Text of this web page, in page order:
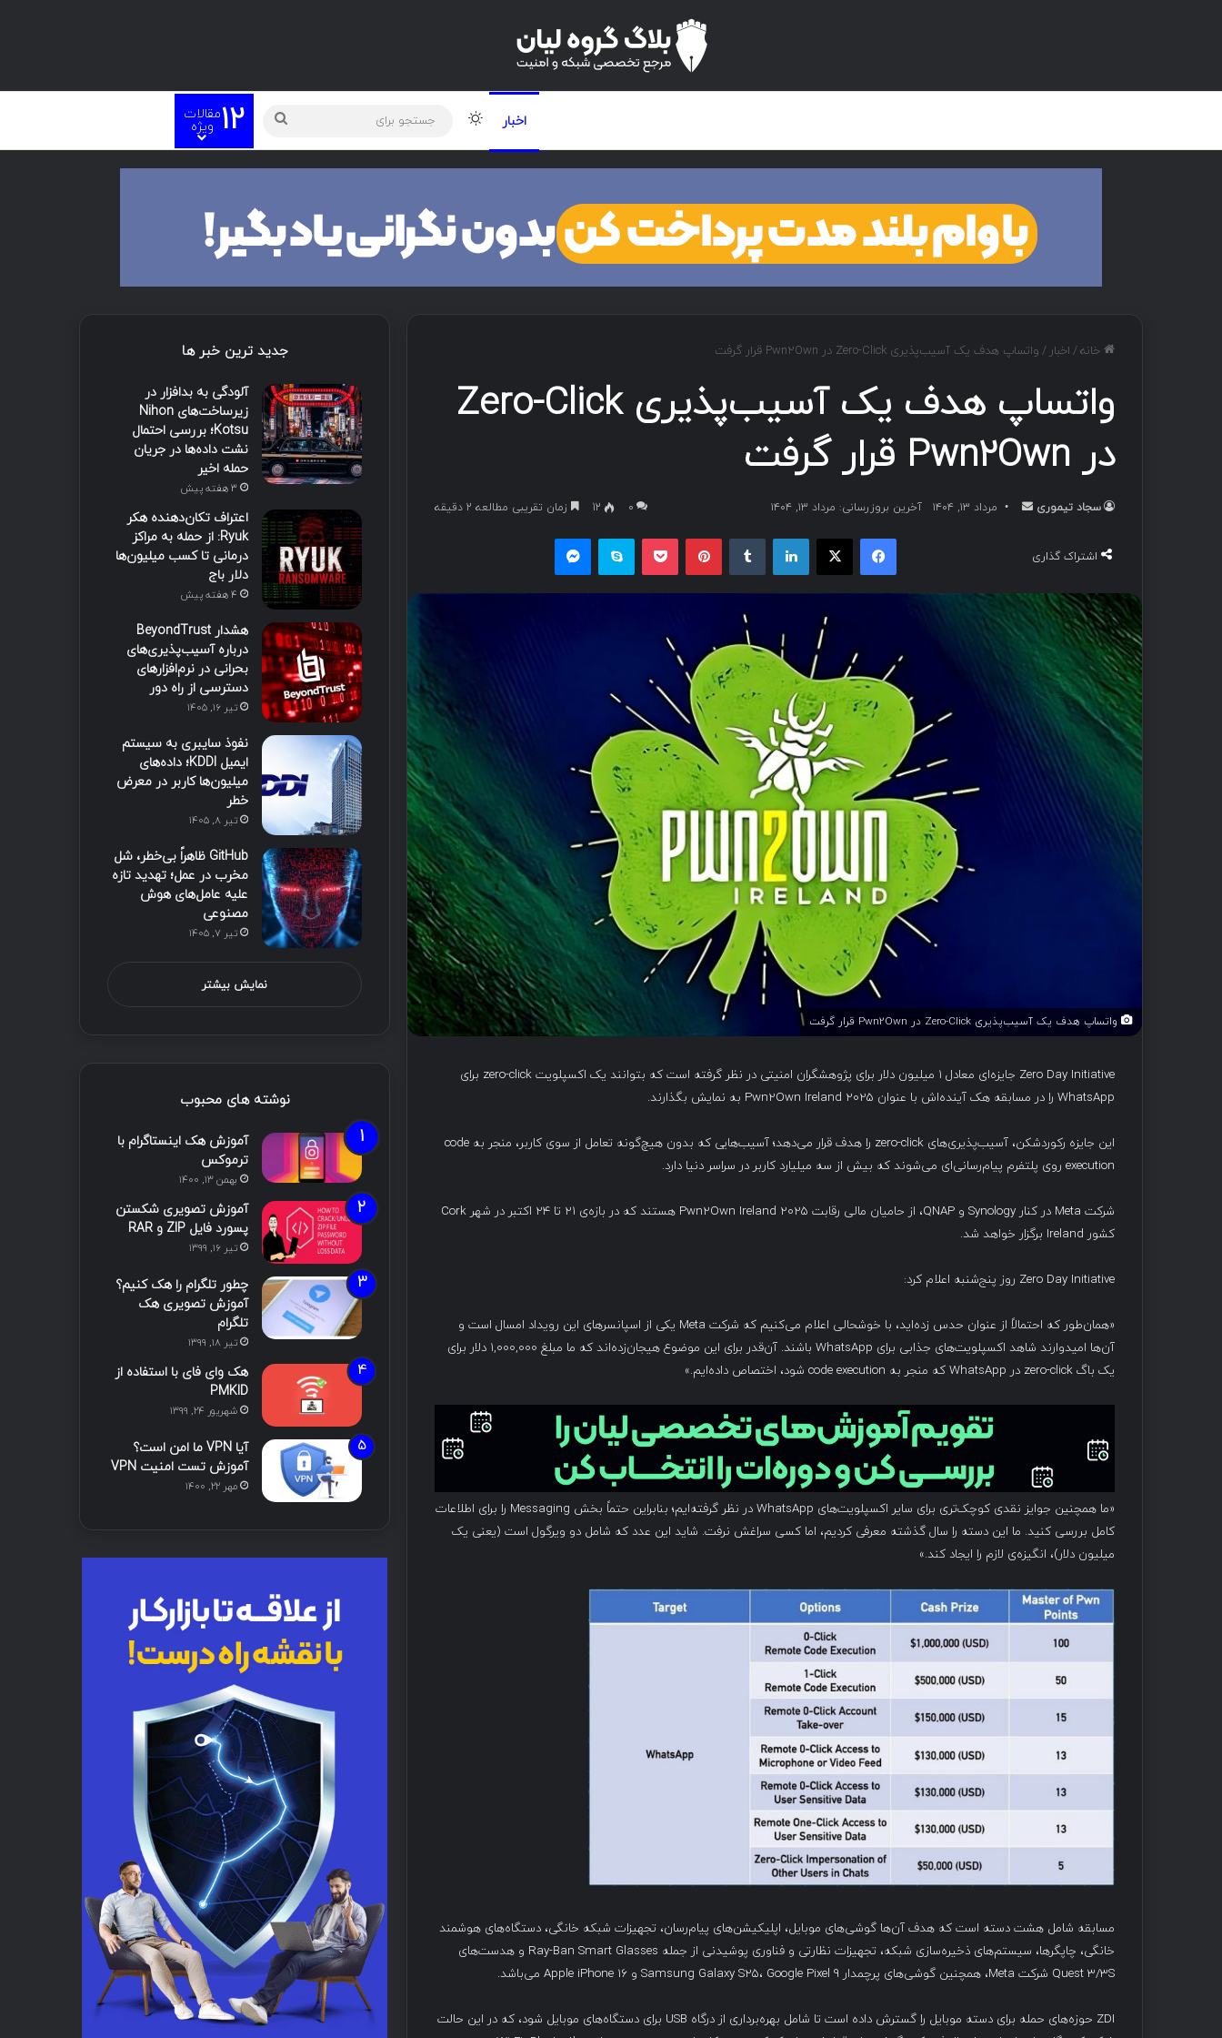
اخبار تغییر پوسته
جستجو
برای
12مقالات
ویژه
خانه/ اخبار / واتساپ هدف یک آسیب‌پذیری Zero-Click در Pwn2Own قرار گرفت
واتساپ هدف یک آسیب‌پذیری Zero-Click
در Pwn2Own قرار گرفت
سجاد تیموری
ل
ب
ه
ی
مرداد ۱۳, ۱۴۰۴ آخرین بروزرسانی: مرداد ۱۳, ۱۴۰۴ ۰ 12 زمان تقریبی مطالعه 2 دقیقه
اشتراک گذاری
فیسبوک ایکس لینکداین پینتریست پاکت اسکایپ
واتساپ هدف یک آسیب‌پذیری Zero-Click در Pwn2Own قرار گرفت
Zero Day Initiative جایزه‌ای معادل ۱ میلیون دلار برای پژوهشگران امنیتی در نظر گرفته است که بتوانند یک اکسپلویت zero-click برای
WhatsApp را در مسابقه هک آینده‌اش با عنوان Pwn2Own Ireland 2025 به نمایش بگذارند.
این جایزه رکوردشکن، آسیب‌پذیری‌های zero-click را هدف قرار می‌دهد؛ آسیب‌هایی که بدون هیچ‌گونه تعامل از سوی کاربر، منجر به code
execution روی پلتفرم پیام‌رسانی‌ای می‌شوند که بیش از سه میلیارد کاربر در سراسر دنیا دارد.
شرکت Meta در کنار Synology و QNAP، از حامیان مالی رقابت Pwn2Own Ireland 2025 هستند که در بازه‌ی ۲۱ تا ۲۴ اکتبر در شهر Cork
کشور Ireland برگزار خواهد شد.
Zero Day Initiative روز پنج‌شنبه اعلام کرد:
«همان‌طور که احتمالاً از عنوان حدس زده‌اید، با خوشحالی اعلام می‌کنیم که شرکت Meta یکی از اسپانسرهای این رویداد امسال است و
آن‌ها امیدوارند شاهد اکسپلویت‌های جذابی برای WhatsApp باشند. آن‌قدر برای این موضوع هیجان‌زده‌اند که ما مبلغ ۱,۰۰۰,۰۰۰ دلار برای
یک باگ zero-click در WhatsApp که منجر به code execution شود، اختصاص داده‌ایم.»
«ما همچنین جوایز نقدی کوچک‌تری برای سایر اکسپلویت‌های WhatsApp در نظر گرفته‌ایم؛ بنابراین حتماً بخش Messaging را برای اطلاعات
کامل بررسی کنید. ما این دسته را سال گذشته معرفی کردیم، اما کسی سراغش نرفت. شاید این عدد که شامل دو ویرگول است (یعنی یک
میلیون دلار)، انگیزه‌ی لازم را ایجاد کند.»
مسابقه شامل هشت دسته است که هدف آن‌ها گوشی‌های موبایل، اپلیکیشن‌های پیام‌رسان، تجهیزات شبکه خانگی، دستگاه‌های هوشمند
خانگی، چاپگرها، سیستم‌های ذخیره‌سازی شبکه، تجهیزات نظارتی و فناوری پوشیدنی از جمله Ray-Ban Smart Glasses و هدست‌های
Quest 3/3S شرکت Meta، همچنین گوشی‌های پرچمدار Samsung Galaxy S25، Google Pixel 9 و Apple iPhone 16 می‌باشد.
ZDI حوزه‌های حمله برای دسته موبایل را گسترش داده است تا شامل بهره‌برداری از درگاه USB برای دستگاه‌های موبایل شود، که در این حالت
جدید ترین خبر ها
آلودگی به بدافزار در
زیرساخت‌های Nihon
Kotsu؛ بررسی احتمال
نشت داده‌ها در جریان
حمله اخیر
3 هفته پیش
اعتراف تکان‌دهنده هکر
Ryuk: از حمله به مراکز
درمانی تا کسب میلیون‌ها
دلار باج
4 هفته پیش
هشدار BeyondTrust
درباره آسیب‌پذیری‌های
بحرانی در نرم‌افزارهای
دسترسی از راه دور
تیر ۱۶, ۱۴۰۵
نفوذ سایبری به سیستم
ایمیل KDDI؛ داده‌های
میلیون‌ها کاربر در معرض
خطر
تیر ۸, ۱۴۰۵
GitHub ظاهراً بی‌خطر، شل
مخرب در عمل؛ تهدید تازه
علیه عامل‌های هوش
مصنوعی
تیر ۷, ۱۴۰۵
نمایش بیشتر
نوشته های محبوب
آموزش هک اینستاگرام با
ترموکس
بهمن ۱۳, ۱۴۰۰
آموزش تصویری شکستن
پسورد فایل ZIP و RAR
تیر ۱۶, ۱۳۹۹
چطور تلگرام را هک کنیم؟
آموزش تصویری هک
تلگرام
تیر ۱۸, ۱۳۹۹
هک وای فای با استفاده از
PMKID
شهریور ۲۴, ۱۳۹۹
آیا VPN ما امن است؟
آموزش تست امنیت VPN
مهر ۲۲, ۱۴۰۰